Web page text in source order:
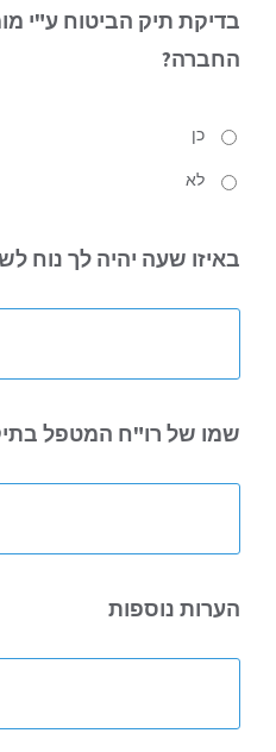
בדיקת תיק הביטוח ע"י
החברה?
כן
לא
באיזו שעה יהיה לך נוח
שמו של רו"ח המטפל
הערות נוספות